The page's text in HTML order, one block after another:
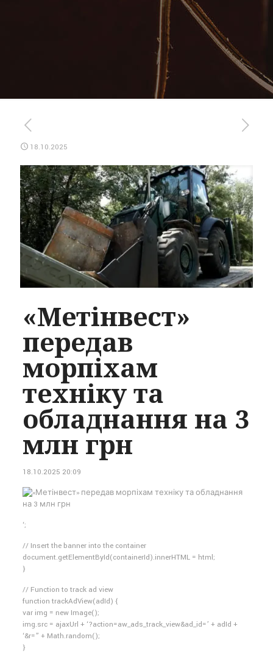
18.10.2025
«Метінвест»
передав
морпіхам
техніку та
обладнання на 3
млн грн
18.10.2025 20:09
‘;
// Insert the banner into the container
document.getElementById(containerId).innerHTML = html;
}
// Function to track ad view
function trackAdView(adId) {
var img = new Image();
img.src = ajaxUrl + ‘?action=aw_ads_track_view&ad_id=’ + adId +
‘&r=” + Math.random();
}